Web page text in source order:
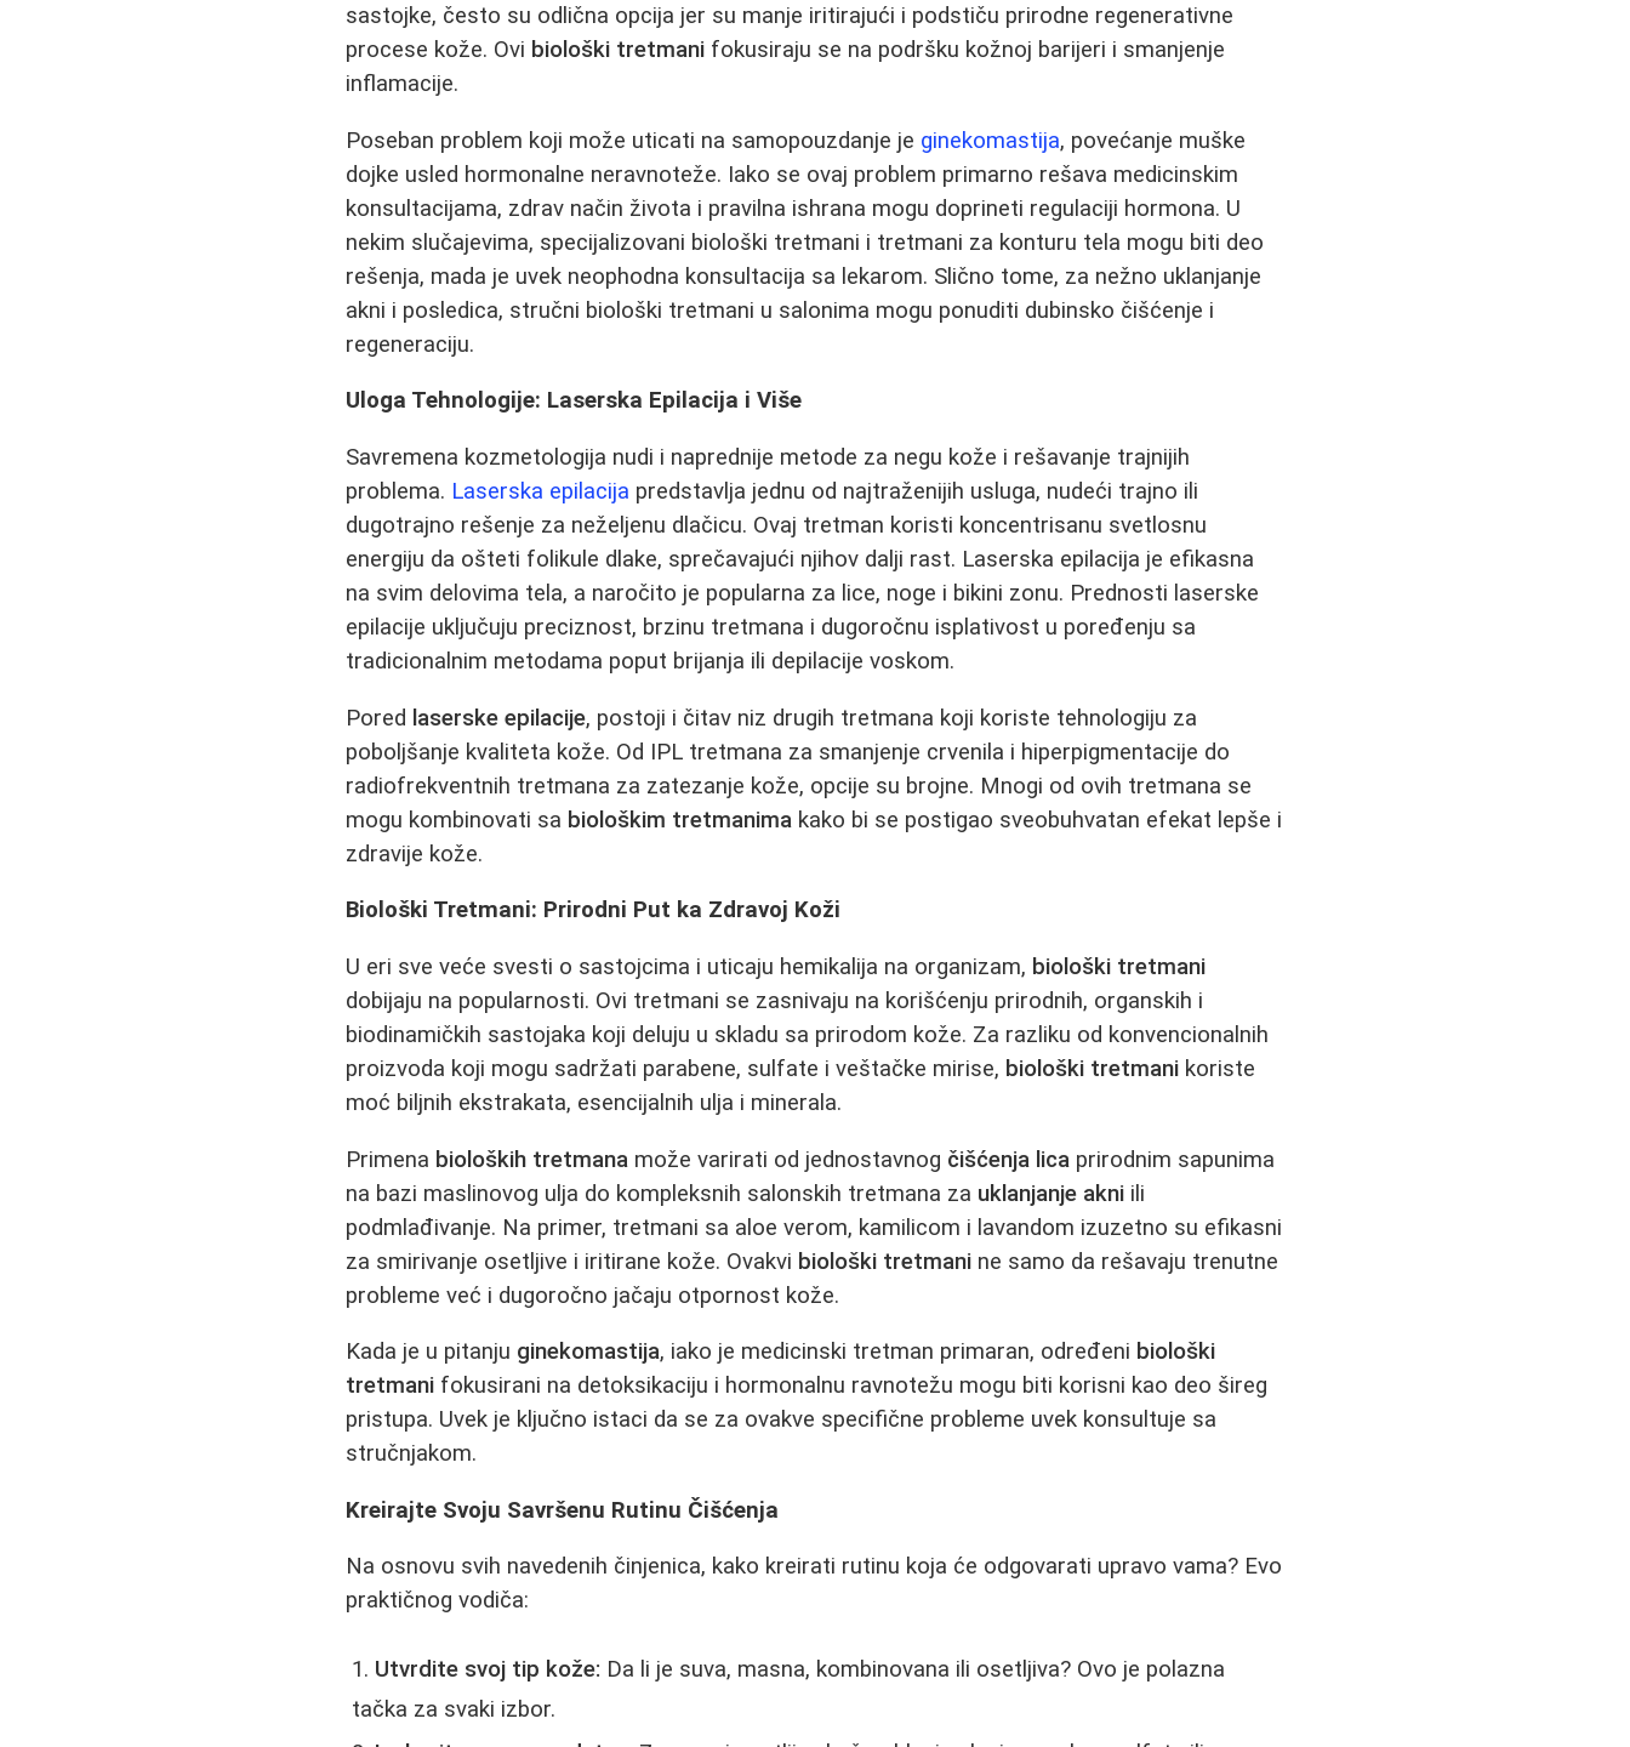
sastojke, često su odlična opcija jer su manje iritirajući i podstiču prirodne regenerativne
procese kože. Ovi biološki tretmani fokusiraju se na podršku kožnoj barijeri i smanjenje
inflamacije.
Poseban problem koji može uticati na samopouzdanje je ginekomastija, povećanje muške
dojke usled hormonalne neravnoteže. Iako se ovaj problem primarno rešava medicinskim
konsultacijama, zdrav način života i pravilna ishrana mogu doprineti regulaciji hormona. U
nekim slučajevima, specijalizovani biološki tretmani i tretmani za konturu tela mogu biti deo
rešenja, mada je uvek neophodna konsultacija sa lekarom. Slično tome, za nežno uklanjanje
akni i posledica, stručni biološki tretmani u salonima mogu ponuditi dubinsko čišćenje i
regeneraciju.
Uloga Tehnologije: Laserska Epilacija i Više
Savremena kozmetologija nudi i naprednije metode za negu kože i rešavanje trajnijih
problema. Laserska epilacija predstavlja jednu od najtraženijih usluga, nudeći trajno ili
dugotrajno rešenje za neželjenu dlačicu. Ovaj tretman koristi koncentrisanu svetlosnu
energiju da ošteti folikule dlake, sprečavajući njihov dalji rast. Laserska epilacija je efikasna
na svim delovima tela, a naročito je popularna za lice, noge i bikini zonu. Prednosti laserske
epilacije uključuju preciznost, brzinu tretmana i dugoročnu isplativost u poređenju sa
tradicionalnim metodama poput brijanja ili depilacije voskom.
Pored laserske epilacije, postoji i čitav niz drugih tretmana koji koriste tehnologiju za
poboljšanje kvaliteta kože. Od IPL tretmana za smanjenje crvenila i hiperpigmentacije do
radiofrekventnih tretmana za zatezanje kože, opcije su brojne. Mnogi od ovih tretmana se
mogu kombinovati sa biološkim tretmanima kako bi se postigao sveobuhvatan efekat lepše i
zdravije kože.
Biološki Tretmani: Prirodni Put ka Zdravoj Koži
U eri sve veće svesti o sastojcima i uticaju hemikalija na organizam, biološki tretmani
dobijaju na popularnosti. Ovi tretmani se zasnivaju na korišćenju prirodnih, organskih i
biodinamičkih sastojaka koji deluju u skladu sa prirodom kože. Za razliku od konvencionalnih
proizvoda koji mogu sadržati parabene, sulfate i veštačke mirise, biološki tretmani koriste
moć biljnih ekstrakata, esencijalnih ulja i minerala.
Primena bioloških tretmana može varirati od jednostavnog čišćenja lica prirodnim sapunima
na bazi maslinovog ulja do kompleksnih salonskih tretmana za uklanjanje akni ili
podmlađivanje. Na primer, tretmani sa aloe verom, kamilicom i lavandom izuzetno su efikasni
za smirivanje osetljive i iritirane kože. Ovakvi biološki tretmani ne samo da rešavaju trenutne
probleme već i dugoročno jačaju otpornost kože.
Kada je u pitanju ginekomastija, iako je medicinski tretman primaran, određeni biološki
tretmani fokusirani na detoksikaciju i hormonalnu ravnotežu mogu biti korisni kao deo šireg
pristupa. Uvek je ključno istaci da se za ovakve specifične probleme uvek konsultuje sa
stručnjakom.
Kreirajte Svoju Savršenu Rutinu Čišćenja
Na osnovu svih navedenih činjenica, kako kreirati rutinu koja će odgovarati upravo vama? Evo
praktičnog vodiča:
Utvrdite svoj tip kože: Da li je suva, masna, kombinovana ili osetljiva? Ovo je polazna
tačka za svaki izbor.